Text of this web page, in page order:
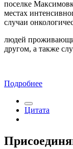
поселке
местах
случаи
людей
другом, а также
Подробнее
Цитата